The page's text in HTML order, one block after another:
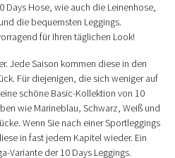
Days Hose, wie auch die Leinenhose,
die bequemsten Leggings.
für Ihren täglichen Look!
Jede Saison kommen diese in den
Für diejenigen, die sich weniger auf
schöne Basic-Kollektion von 10
wie Marineblau, Schwarz, Weiß und
Wenn Sie nach einer Sportleggings
in fast jedem Kapitel wieder. Ein
Variante der 10 Days Leggings.